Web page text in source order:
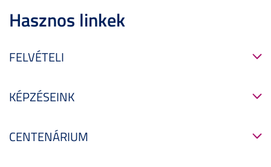
Hasznos linkek
FELVÉTELI
KÉPZÉSEINK
CENTENÁRIUM